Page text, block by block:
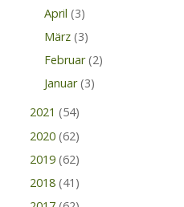
April (3)
März (3)
Februar (2)
Januar (3)
2021 (54)
2020 (62)
2019 (62)
2018 (41)